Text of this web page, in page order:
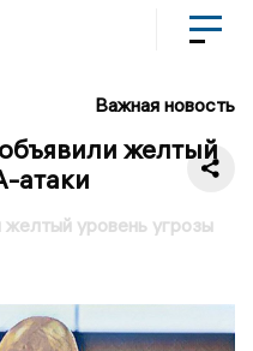
Важная новость
желтый
атаки
уровень угрозы